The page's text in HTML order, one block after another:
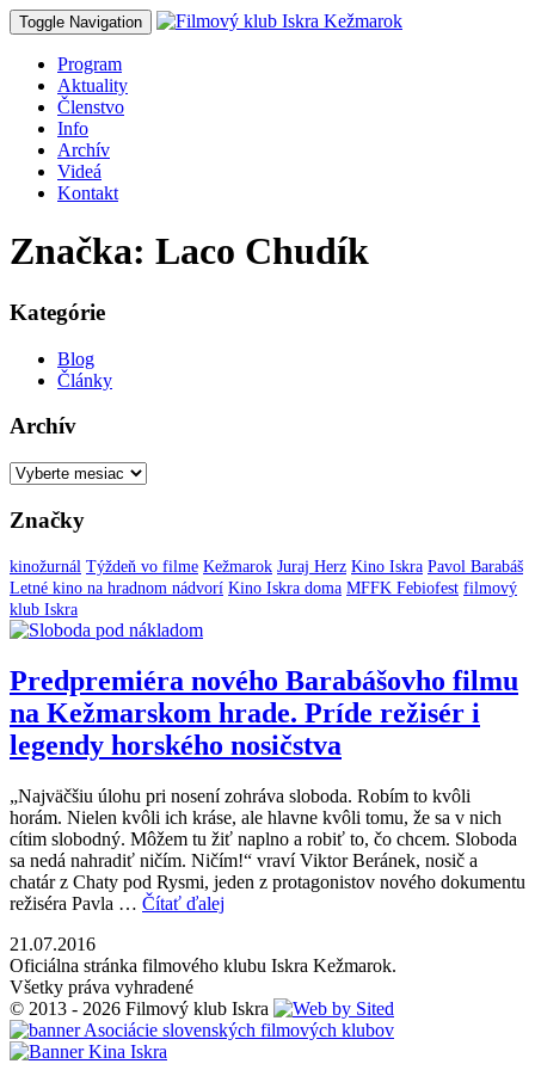
Toggle Navigation
Program
Aktuality
Členstvo
Info
Archív
Videá
Kontakt
Značka: Laco Chudík
Kategórie
Blog
Články
Archív
Archív
Značky
kinožurnál Týždeň vo filme Kežmarok Juraj Herz Kino Iskra Pavol Barabáš
Letné kino na hradnom nádvorí Kino Iskra doma MFFK Febiofest filmový
klub Iskra
Predpremiéra nového Barabášovho filmu
na Kežmarskom hrade. Príde režisér i
legendy horského nosičstva
„Najväčšiu úlohu pri nosení zohráva sloboda. Robím to kvôli
horám. Nielen kvôli ich kráse, ale hlavne kvôli tomu, že sa v nich
cítim slobodný. Môžem tu žiť naplno a robiť to, čo chcem. Sloboda
sa nedá nahradiť ničím. Ničím!“ vraví Viktor Beránek, nosič a
chatár z Chaty pod Rysmi, jeden z protagonistov nového dokumentu
režiséra Pavla … Čítať ďalej
21.07.2016
Oficiálna stránka filmového klubu Iskra Kežmarok.
Všetky práva vyhradené
© 2013 - 2026 Filmový klub Iskra